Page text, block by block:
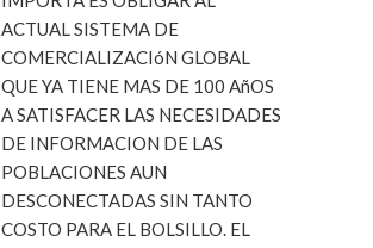
ACTUAL SISTEMA DE
COMERCIALIZACIóN GLOBAL
QUE YA TIENE MAS DE 100 AñOS
A SATISFACER LAS NECESIDADES
DE INFORMACION DE LAS
POBLACIONES AUN
DESCONECTADAS SIN TANTO
COSTO PARA EL BOLSILLO. EL